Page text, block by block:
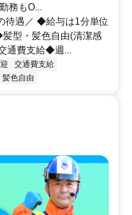
もO...
待遇／ ◆給与は1分単位
型・髪色自由(清潔感
費支給◆週...
交通費支給
髪色自由